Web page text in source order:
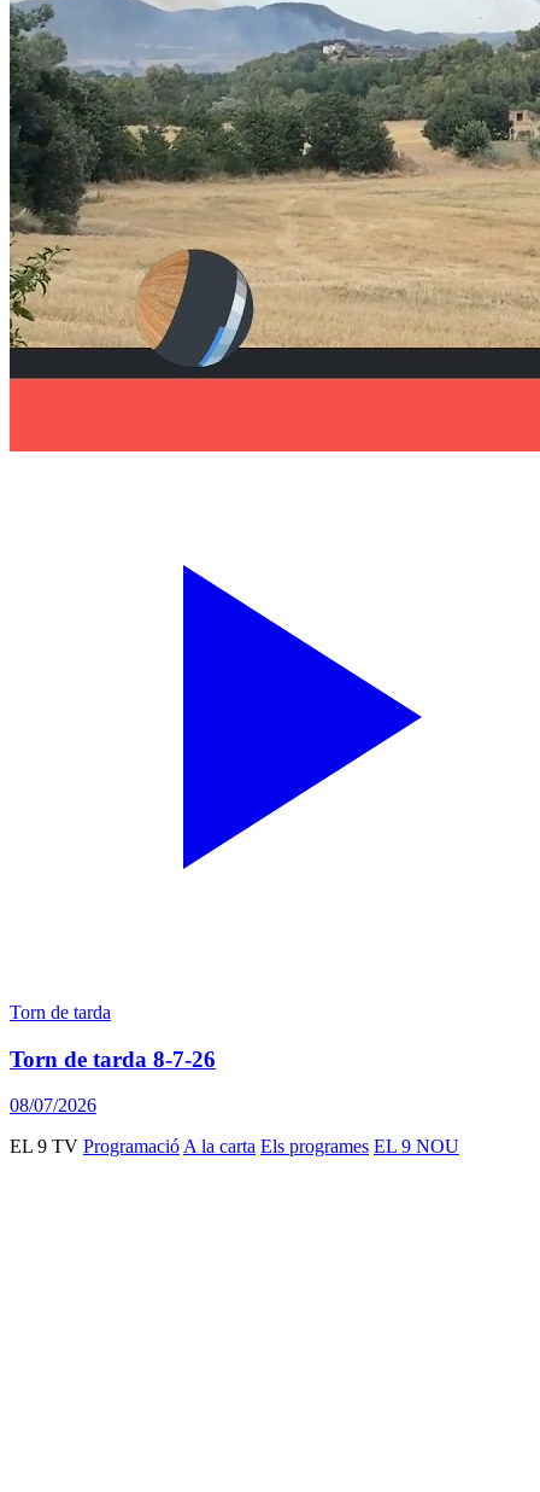
Torn de tarda
Torn de tarda 8-7-26
08/07/2026
EL 9 TV Programació A la carta Els programes EL 9 NOU